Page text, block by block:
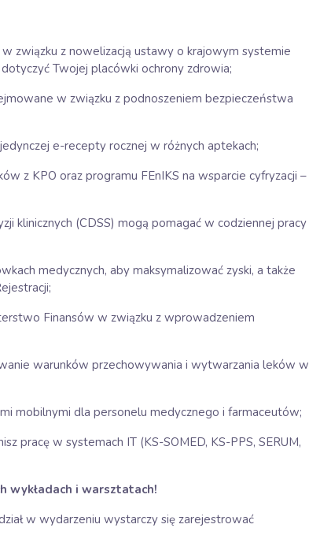
związku z nowelizacją ustawy o krajowym systemie
Twojej placówki ochrony zdrowia;
w związku z podnoszeniem bezpieczeństwa
e-recepty rocznej w różnych aptekach;
z KPO oraz programu FEnIKS na wsparcie cyfryzacji –
klinicznych (CDSS) mogą pomagać w codziennej pracy
medycznych, aby maksymalizować zyski, a także
Finansów w związku z wprowadzeniem
warunków przechowywania i wytwarzania leków w
mobilnymi dla personelu medycznego i farmaceutów;
pracę w systemach IT (KS-SOMED, KS-PPS, SERUM,
wykładach i warsztatach!
w wydarzeniu wystarczy się zarejestrować